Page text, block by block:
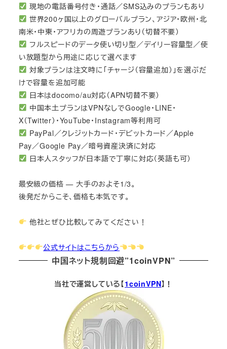
現地の電話番号付き・通話／SMS込みのプランもあり
世界200ヶ国以上のグローバルプラン、アジア・欧州・北
南米・中東・アフリカの周遊プランあり（切替不要）
フルスピードのデータ使い切り型／デイリー容量型／使
い放題型から用途に応じて選べます
対象プランは注文時に「チャージ（容量追加）」を選ぶだ
けで容量を追加可能
日本はdocomo/au対応（APN切替不要）
中国本土プランはVPNなしでGoogle・LINE・
X（Twitter）・YouTube・Instagram等利用可
PayPal／クレジットカード・デビットカード／Apple
Pay／Google Pay／暗号資産決済に対応
日本人スタッフが日本語で丁寧に対応（英語も可）
最安級の価格 — 大手のおよそ1/3。
後発だからこそ、価格も本気です。
他社とぜひ比較してみてください！
公式サイトはこちらから
中国ネット規制回避”1coinVPN”
当社で運営している【1coinVPN】！